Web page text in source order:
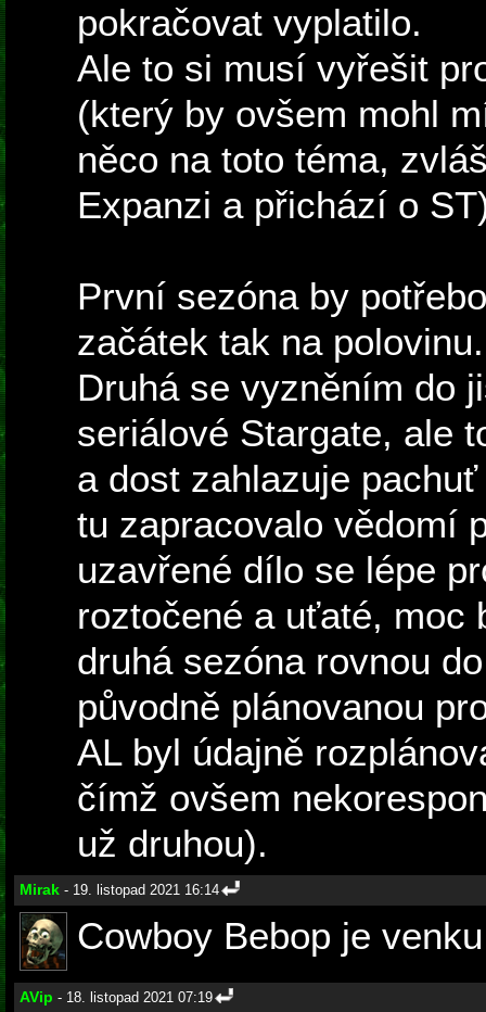
pokračovat vyplatilo.
Ale to si musí vyřešit
(který by ovšem mohl
něco na toto téma,
Expanzi a přichází o
První sezóna by
začátek tak na polovinu.
Druhá se vyzněním do
seriálové Stargate, ale
a dost zahlazuje
tu zapracovalo vědomí
uzavřené dílo se lépe
roztočené a uťaté, moc
druhá sezóna rovnou
původně plánovanou
AL byl údajně
čímž ovšem
už druhou).
Mirak - 19. listopad 2021 16:14
Cowboy Bebop je
AVip - 18. listopad 2021 07:19